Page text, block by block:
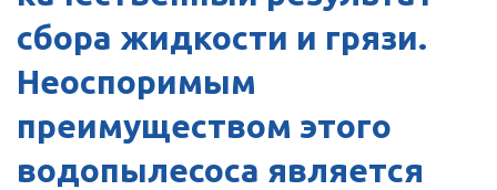
сбора жидкости и грязи.
Неоспоримым
преимуществом этого
водопылесоса является